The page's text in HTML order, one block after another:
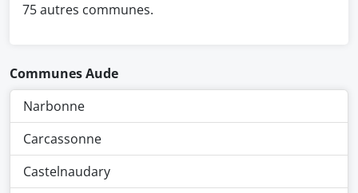
75 autres communes.
Communes Aude
Narbonne
Carcassonne
Castelnaudary